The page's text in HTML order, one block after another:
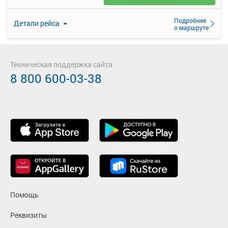
Детали рейса
Подробнее
о маршруте
Помощь
Реквизиты
Техническая поддержка сайта
8 800 600-03-38